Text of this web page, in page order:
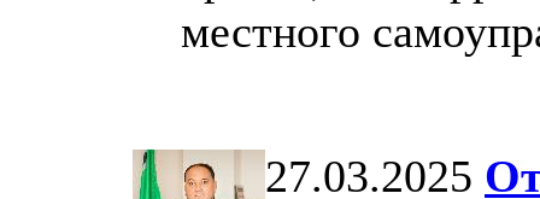
местного
27.03.2025